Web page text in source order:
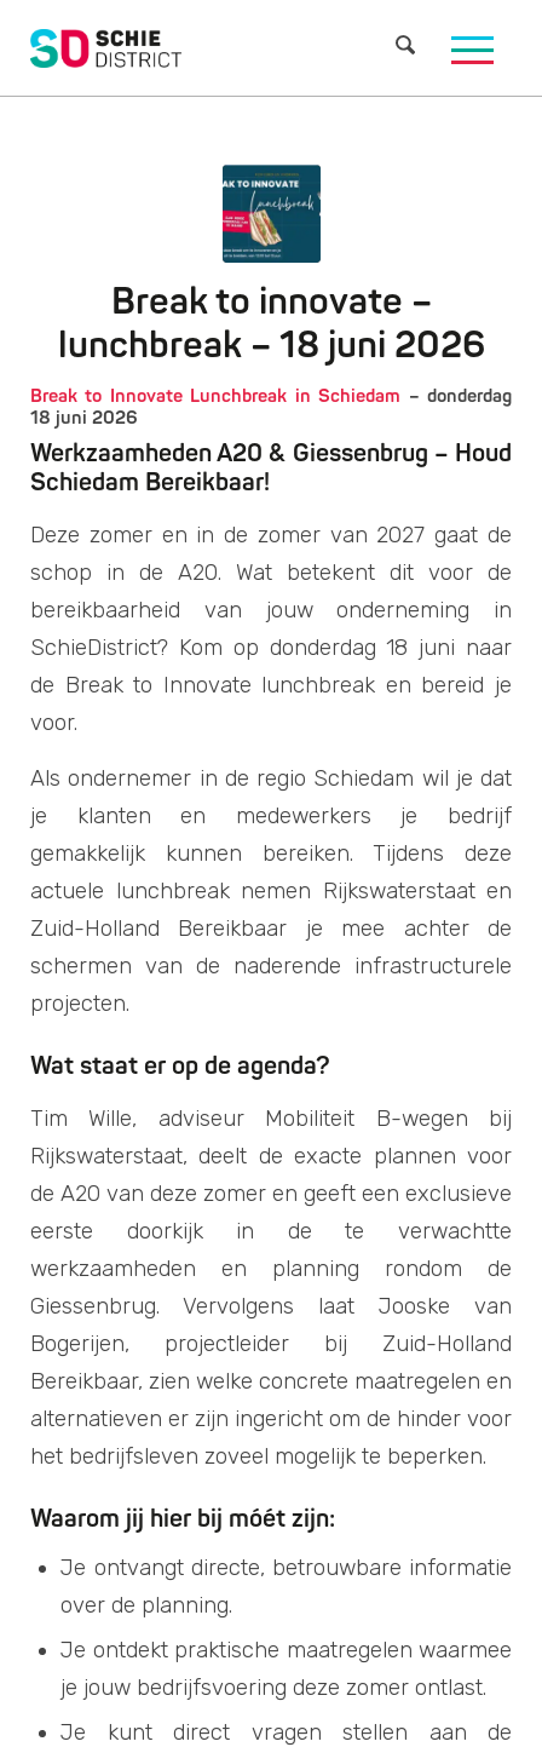
Break to innovate –
lunchbreak – 18 juni 2026
Break to Innovate Lunchbreak in Schiedam – donderdag
18 juni 2026
Werkzaamheden A20 & Giessenbrug – Houd
Schiedam Bereikbaar!
Deze zomer en in de zomer van 2027 gaat de
schop in de A20. Wat betekent dit voor de
bereikbaarheid van jouw onderneming in
SchieDistrict? Kom op donderdag 18 juni naar
de Break to Innovate lunchbreak en bereid je
voor.
Als ondernemer in de regio Schiedam wil je dat
je klanten en medewerkers je bedrijf
gemakkelijk kunnen bereiken. Tijdens deze
actuele lunchbreak nemen Rijkswaterstaat en
Zuid-Holland Bereikbaar je mee achter de
schermen van de naderende infrastructurele
projecten.
Wat staat er op de agenda?
Tim Wille, adviseur Mobiliteit B-wegen bij
Rijkswaterstaat, deelt de exacte plannen voor
de A20 van deze zomer en geeft een exclusieve
eerste doorkijk in de te verwachtte
werkzaamheden en planning rondom de
Giessenbrug. Vervolgens laat Jooske van
Bogerijen, projectleider bij Zuid-Holland
Bereikbaar, zien welke concrete maatregelen en
alternatieven er zijn ingericht om de hinder voor
het bedrijfsleven zoveel mogelijk te beperken.
Waarom jij hier bij móét zijn:
Je ontvangt directe, betrouwbare informatie
over de planning.
Je ontdekt praktische maatregelen waarmee
je jouw bedrijfsvoering deze zomer ontlast.
Je kunt direct vragen stellen aan de